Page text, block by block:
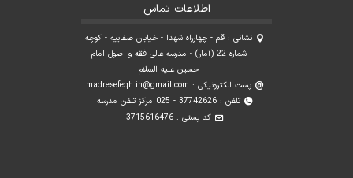
اطلاعات تماس
نشانی : قم - چهارراه شهدا - خیابان صفاییه - کوچه
شماره 22 (آمار) - مدرسه عالی فقه و اصول امام
حسین علیه السلام
پست الکترونیکی : madresefeqh.ih@gmail.com
تلفن : 37742626 - 025 مرکز تلفن مدرسه
کد پستی : 3715616476